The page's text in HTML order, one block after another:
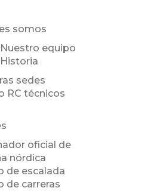
somos
Nuestro equipo
Historia
sedes
RC técnicos
oficial de
nórdica
de escalada
de carreras